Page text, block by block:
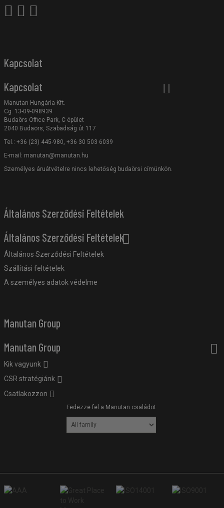
Kapcsolat
Kapcsolat
Manutan Hungária Kft.
Cg. 13-09-098939
Budaörs Office Park, C épület
2040 Budaörs, Szabadság út 117
Tel.: +36 (23) 445-980, +36 30 503 6039
E-mail: manutan@manutan.hu
Személyes áruátvételre nincs lehetőség budaörsi címünkön.
Általános Szerződési Feltételek
Általános Szerződési Feltételek
Általános Szerződési Feltételek
Szállítási feltételek
A személyes adatok védelme
Manutan Group
Manutan Group
Kik vagyunk
CSR stratégiánk
Csatlakozzon
Fedezze fel a Manutan családot